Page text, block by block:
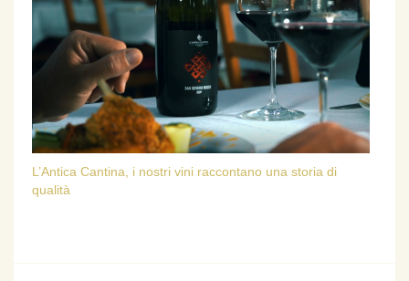
L’Antica Cantina, i nostri vini raccontano una storia di
qualità